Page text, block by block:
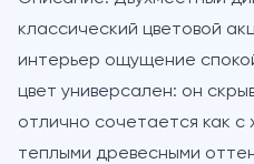
классический цветовой
интерьер ощущение
цвет универсален: он
отлично сочетается как
теплыми древесными